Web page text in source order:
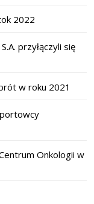
2022
przyłączyli się
w roku 2021
Onkologii w